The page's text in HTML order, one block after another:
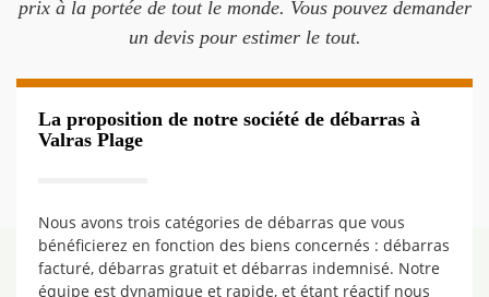
prix à la portée de tout le monde. Vous pouvez demander
un devis pour estimer le tout.
La proposition de notre société de débarras à
Valras Plage
Nous avons trois catégories de débarras que vous
bénéficierez en fonction des biens concernés : débarras
facturé, débarras gratuit et débarras indemnisé. Notre
équipe est dynamique et rapide, et étant réactif nous